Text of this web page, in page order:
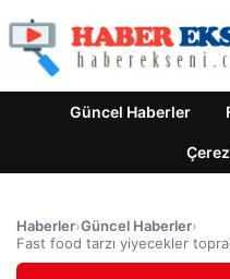
Güncel Haberler
Haberler›Güncel Haberler›
Fast food tarzı yiyecekler